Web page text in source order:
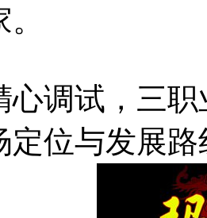
心调试，三
定位与发展路